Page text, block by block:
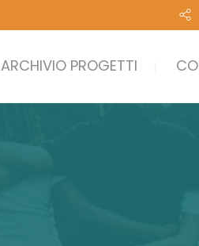
ARCHIVIO PROGETTI